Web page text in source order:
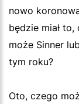
nowo
będzie miał
może Sinner
tym roku?
Oto, czego